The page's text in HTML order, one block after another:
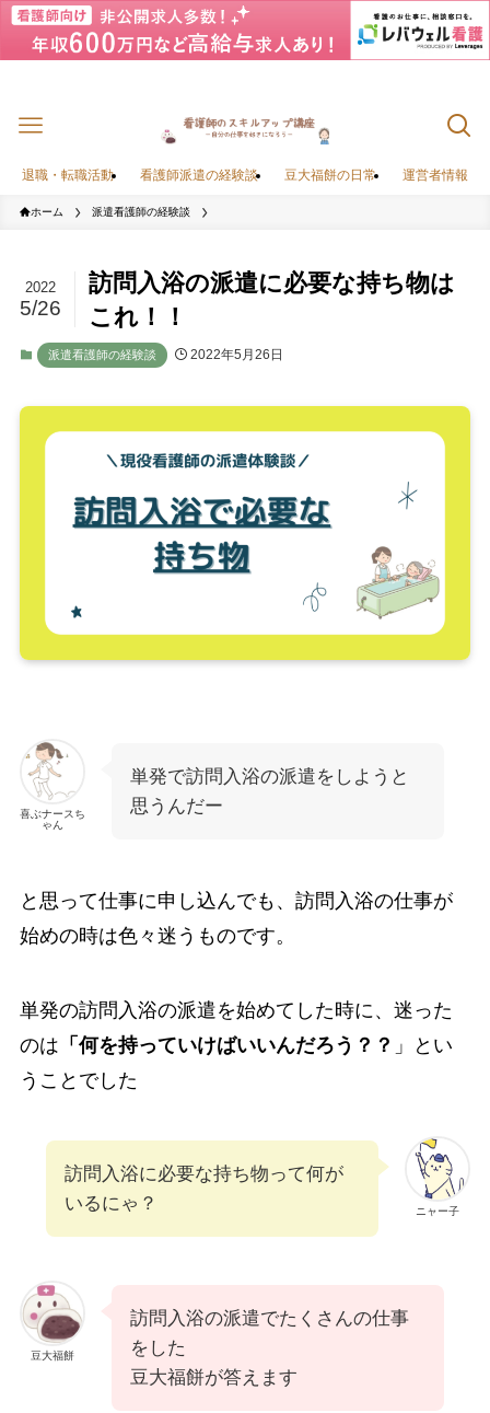
退職・転職活動 看護師派遣の経験談 豆大福餅の日常 運営者情報
ホーム 派遣看護師の経験談
訪問入浴の派遣に必要な持ち物は
これ！！
2022
5/26
派遣看護師の経験談 2022年5月26日
喜ぶナースち
ゃん
単発で訪問入浴の派遣をしようと
思うんだー
と思って仕事に申し込んでも、訪問入浴の仕事が
始めの時は色々迷うものです。
単発の訪問入浴の派遣を始めてした時に、迷った
のは 「何を持っていけばいいんだろう？？ 」とい
うことでした
ニャー子
訪問入浴に必要な持ち物って何が
いるにゃ？
豆大福餅
訪問入浴の派遣でたくさんの仕事
をした
豆大福餅が答えます